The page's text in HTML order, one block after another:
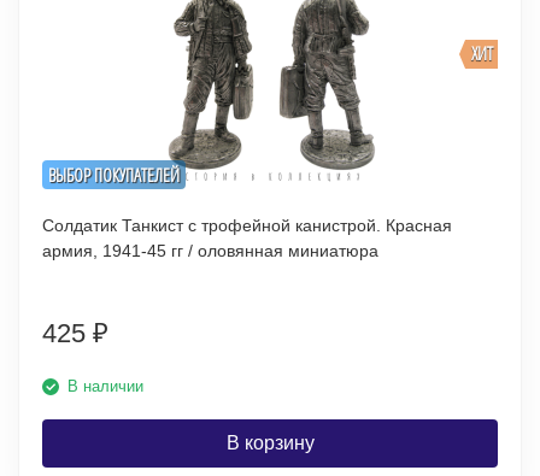
ВЫБОР ПОКУПАТЕЛЕЙ
ХИТ
Солдатик Танкист с трофейной канистрой. Красная
армия, 1941-45 гг / оловянная миниатюра
425 ₽
В наличии
В корзину